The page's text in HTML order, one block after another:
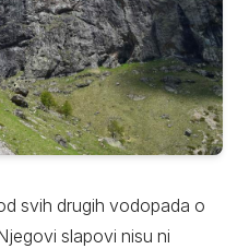
svih drugih vodopada o
slapovi nisu ni